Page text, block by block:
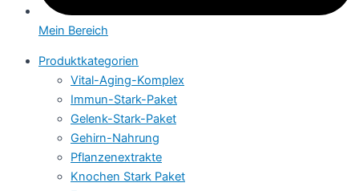
Mein Bereich
Produktkategorien
Vital-Aging-Komplex
Immun-Stark-Paket
Gelenk-Stark-Paket
Gehirn-Nahrung
Pflanzenextrakte
Knochen Stark Paket